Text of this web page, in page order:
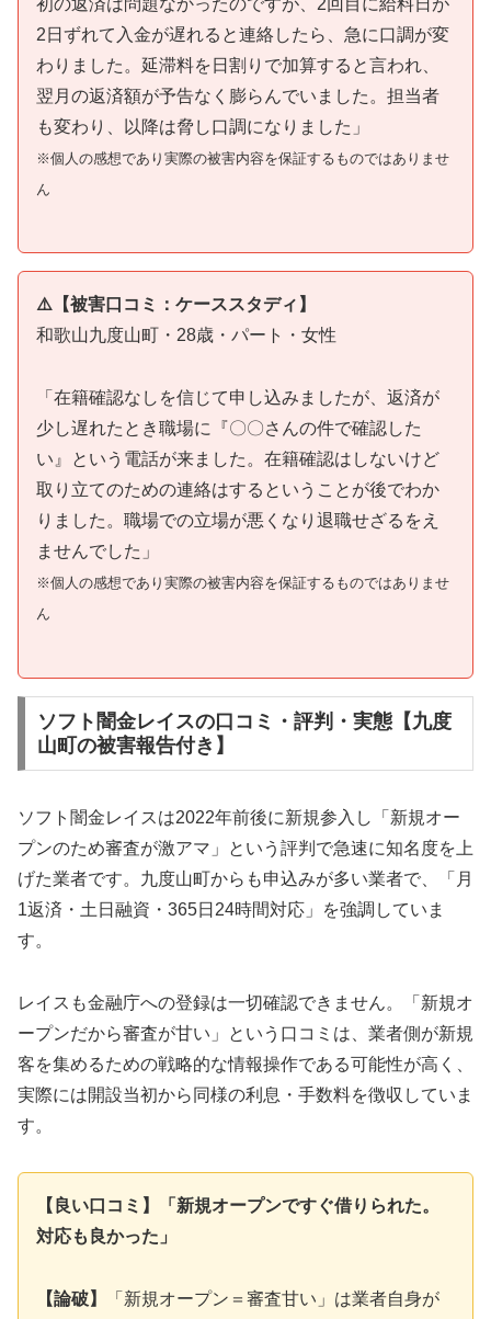
2日ずれて入金が遅れると連絡したら、急に口調が変
わりました。延滞料を日割りで加算すると言われ、
翌月の返済額が予告なく膨らんでいました。担当者
も変わり、以降は脅し口調になりました」
※個人の感想であり実際の被害内容を保証するものではありませ
ん
⚠️【被害口コミ：ケーススタディ】
和歌山九度山町・28歳・パート・女性
「在籍確認なしを信じて申し込みましたが、返済が
少し遅れたとき職場に『〇〇さんの件で確認した
い』という電話が来ました。在籍確認はしないけど
取り立てのための連絡はするということが後でわか
りました。職場での立場が悪くなり退職せざるをえ
ませんでした」
※個人の感想であり実際の被害内容を保証するものではありませ
ん
ソフト闇金レイスの口コミ・評判・実態【九度
山町の被害報告付き】
ソフト闇金レイスは2022年前後に新規参入し「新規オー
プンのため審査が激アマ」という評判で急速に知名度を上
げた業者です。九度山町からも申込みが多い業者で、「月
1返済・土日融資・365日24時間対応」を強調していま
す。
レイスも金融庁への登録は一切確認できません。「新規オ
ープンだから審査が甘い」という口コミは、業者側が新規
客を集めるための戦略的な情報操作である可能性が高く、
実際には開設当初から同様の利息・手数料を徴収していま
す。
【良い口コミ】「新規オープンですぐ借りられた。
対応も良かった」
【論破】
「新規オープン＝審査甘い」は業者自身が